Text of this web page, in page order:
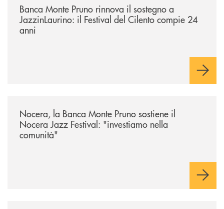
Banca Monte Pruno rinnova il sostegno a
JazzinLaurino: il Festival del Cilento compie 24
anni
Nocera, la Banca Monte Pruno sostiene il
Nocera Jazz Festival: "investiamo nella
comunità"